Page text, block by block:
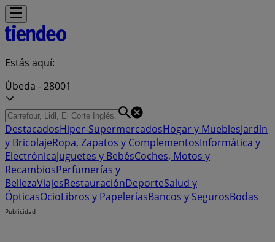
Estás aquí:
Úbeda - 28001
DestacadosHiper-SupermercadosHogar y MueblesJardín
y BricolajeRopa, Zapatos y ComplementosInformática y
ElectrónicaJuguetes y BebésCoches, Motos y
RecambiosPerfumerías y
BellezaViajesRestauraciónDeporteSalud y
ÓpticasOcioLibros y PapeleríasBancos y SegurosBodas
Publicidad